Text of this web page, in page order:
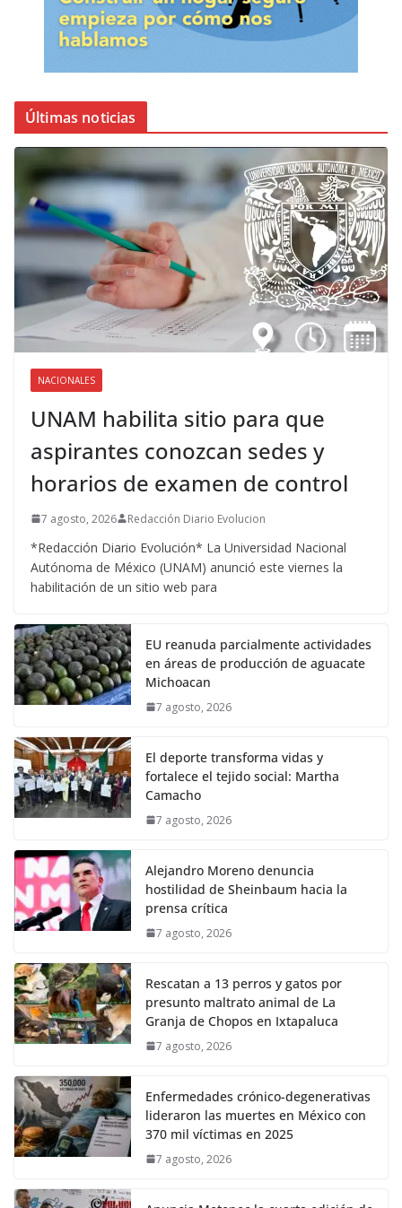
Últimas noticias
NACIONALES
UNAM habilita sitio para que
aspirantes conozcan sedes y
horarios de examen de control
7 agosto, 2026 Redacción Diario Evolucion
*Redacción Diario Evolución* La Universidad Nacional
Autónoma de México (UNAM) anunció este viernes la
habilitación de un sitio web para
EU reanuda parcialmente actividades
en áreas de producción de aguacate
Michoacan
7 agosto, 2026
El deporte transforma vidas y
fortalece el tejido social: Martha
Camacho
7 agosto, 2026
Alejandro Moreno denuncia
hostilidad de Sheinbaum hacia la
prensa crítica
7 agosto, 2026
Rescatan a 13 perros y gatos por
presunto maltrato animal de La
Granja de Chopos en Ixtapaluca
7 agosto, 2026
Enfermedades crónico-degenerativas
lideraron las muertes en México con
370 mil víctimas en 2025
7 agosto, 2026